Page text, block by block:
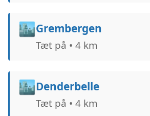
🏙️Grembergen
Tæt på • 4 km
🏙️Denderbelle
Tæt på • 4 km